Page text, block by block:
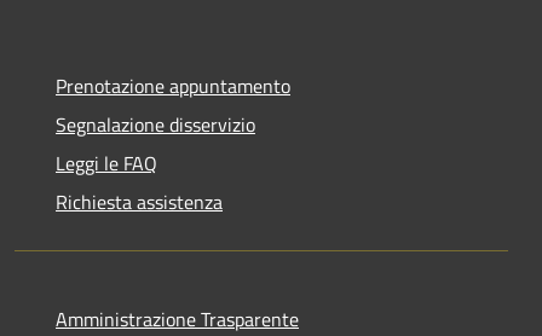
Prenotazione appuntamento
Segnalazione disservizio
Leggi le FAQ
Richiesta assistenza
Amministrazione Trasparente